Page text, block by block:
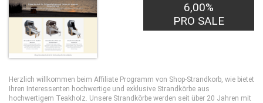
6,00%
PRO SALE
Herzlich willkommen beim Affiliate Programm von Shop-Strandkorb, wie bietet
Ihren Interessenten hochwertige und exklusive Strandkörbe aus
hochwertigem Teakholz. Unsere Strandkörbe werden seit über 20 Jahren mit